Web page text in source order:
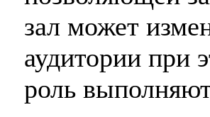
зал может
аудитории при
роль